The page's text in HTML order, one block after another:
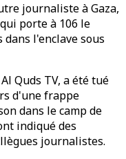
journaliste à Gaza,
porte à 106 le
l'enclave sous
Quds TV, a été tué
d'une frappe
dans le camp de
indiqué des
journalistes.